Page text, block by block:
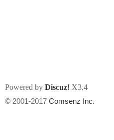
Powered by Discuz! X3.4
© 2001-2017 Comsenz Inc.